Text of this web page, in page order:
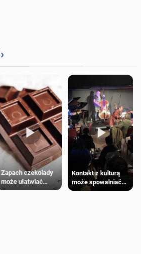
›
Zapach czekolady
może ułatwiać
trening siłowy
Kontakt z kulturą
może spowalniać
starzenie